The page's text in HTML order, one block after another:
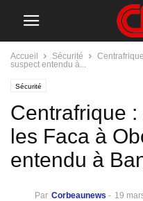
Accueil Sécurité
suspect entendu à...
Sécurité
Centrafrique
les Faca à
entendu à
Par Corbeaunews - 19